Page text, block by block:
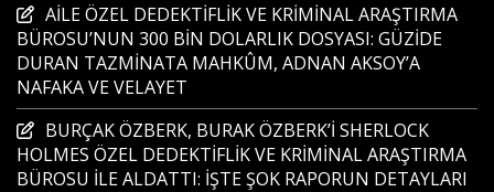
AİLE ÖZEL DEDEKTİFLİK VE KRİMİNAL ARAŞTIRMA
BÜROSU’NUN 300 BİN DOLARLIK DOSYASI: GÜZİDE
DURAN TAZMİNATA MAHKÛM, ADNAN AKSOY’A
NAFAKA VE VELAYET
BURÇAK ÖZBERK, BURAK ÖZBERK’İ SHERLOCK
HOLMES ÖZEL DEDEKTİFLİK VE KRİMİNAL ARAŞTIRMA
BÜROSU İLE ALDATTI: İŞTE ŞOK RAPORUN DETAYLARI